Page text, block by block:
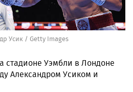
Усик / Getty Images
стадионе Уэмбли в Лондоне
Александром Усиком и